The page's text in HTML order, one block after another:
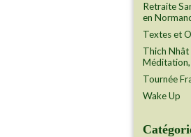
Retraite
en
Textes et
Thich Nhât
Tournée
Wake Up